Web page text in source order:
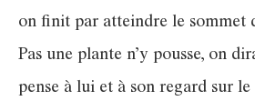
on finit par atteindre le sommet
Pas une plante n’y pousse, on
pense à lui et à son regard sur